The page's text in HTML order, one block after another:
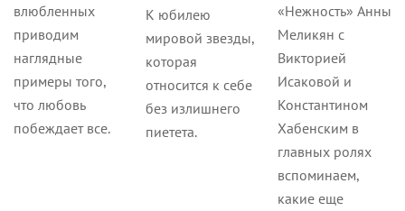
влюбленных
приводим
наглядные
примеры того,
что любовь
побеждает все.
К юбилею
мировой звезды,
которая
относится к себе
без излишнего
пиетета.
«Нежность» Анны
Меликян с
Викторией
Исаковой и
Константином
Хабенским в
главных ролях
вспоминаем,
какие еще